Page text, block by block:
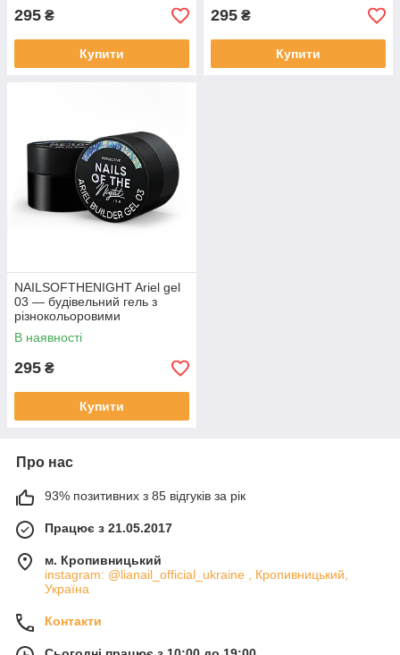
295 ₴
Купити
295 ₴
Купити
NAILSOFTHENIGHT Ariel gel
03 — будівельний гель з
різнокольоровими
пластівцями юкі для нігтів, 15
гВ наявності
295 ₴
Купити
Про нас
93% позитивних з 85 відгуків за рік
Працює з 21.05.2017
м. Кропивницький
instagram: @lianail_official_ukraine , Кропивницький,
Україна
Контакти